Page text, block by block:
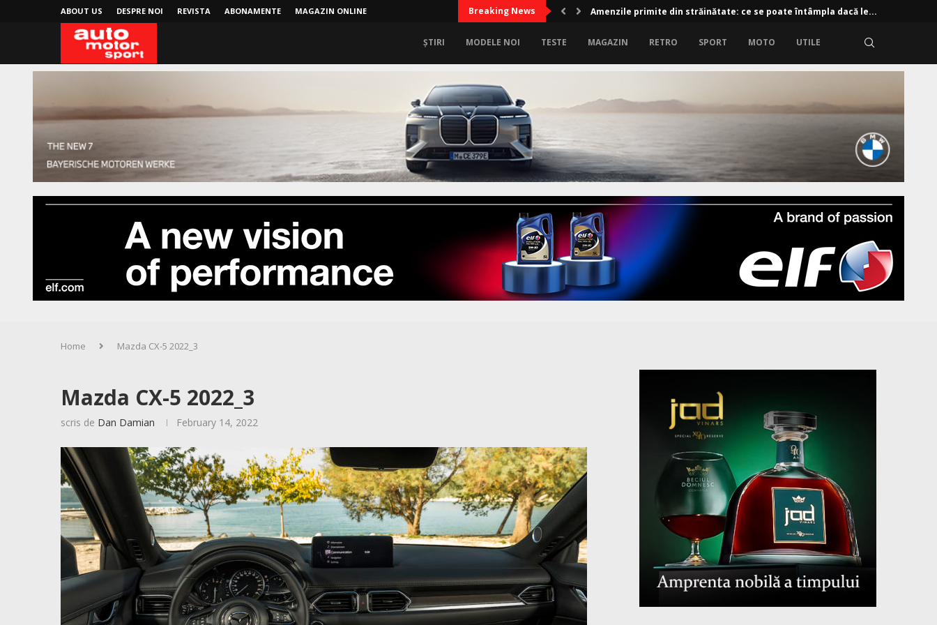
ABOUT US DESPRE NOI REVISTA ABONAMENTE MAGAZIN ONLINE Breaking News Amenzile primite din străinătate: ce se poate întâmpla dacă le...
ȘTIRI MODELE NOI TESTE MAGAZIN RETRO SPORT MOTO UTILE
Home Mazda CX-5 2022_3
Mazda CX-5 2022_3
scris de Dan Damian February 14, 2022